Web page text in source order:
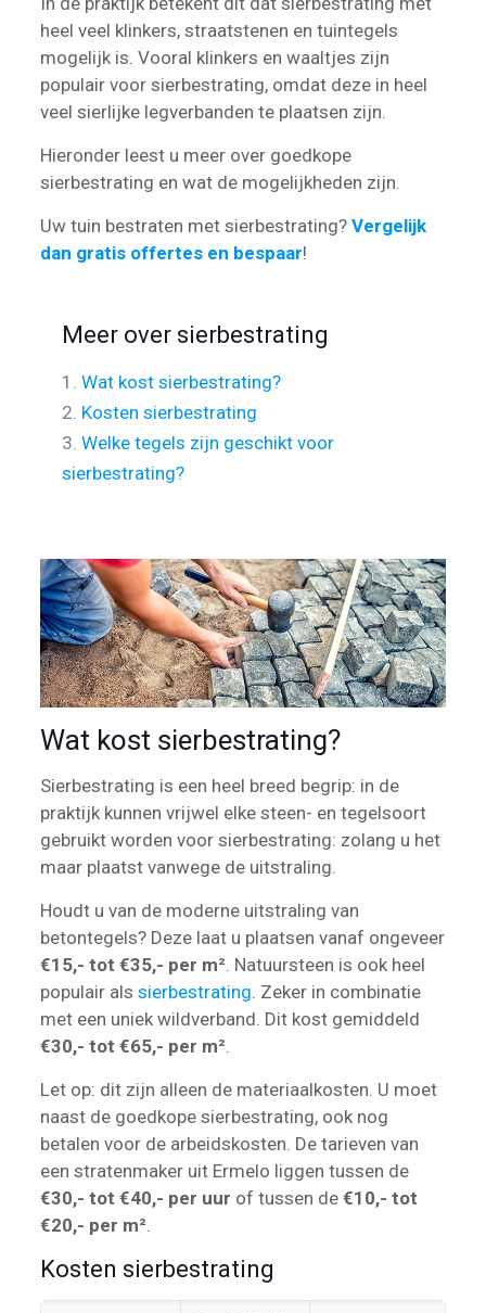
heel veel klinkers, straatstenen en tuintegels
mogelijk is. Vooral klinkers en waaltjes zijn
populair voor sierbestrating, omdat deze in heel
veel sierlijke legverbanden te plaatsen zijn.
Hieronder leest u meer over goedkope
sierbestrating en wat de mogelijkheden zijn.
Uw tuin bestraten met sierbestrating? Vergelijk
dan gratis offertes en bespaar!
Meer over sierbestrating
1. Wat kost sierbestrating?
2. Kosten sierbestrating
3. Welke tegels zijn geschikt voor
sierbestrating?
Wat kost sierbestrating?
Sierbestrating is een heel breed begrip: in de
praktijk kunnen vrijwel elke steen- en tegelsoort
gebruikt worden voor sierbestrating: zolang u het
maar plaatst vanwege de uitstraling.
Houdt u van de moderne uitstraling van
betontegels? Deze laat u plaatsen vanaf ongeveer
€15,- tot €35,- per m². Natuursteen is ook heel
populair als sierbestrating. Zeker in combinatie
met een uniek wildverband. Dit kost gemiddeld
€30,- tot €65,- per m².
Let op: dit zijn alleen de materiaalkosten. U moet
naast de goedkope sierbestrating, ook nog
betalen voor de arbeidskosten. De tarieven van
een stratenmaker uit Ermelo liggen tussen de
€30,- tot €40,- per uur of tussen de €10,- tot
€20,- per m².
Kosten sierbestrating